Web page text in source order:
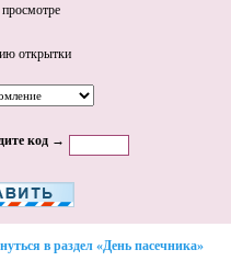
открытки
код →
в раздел «День пасечника»